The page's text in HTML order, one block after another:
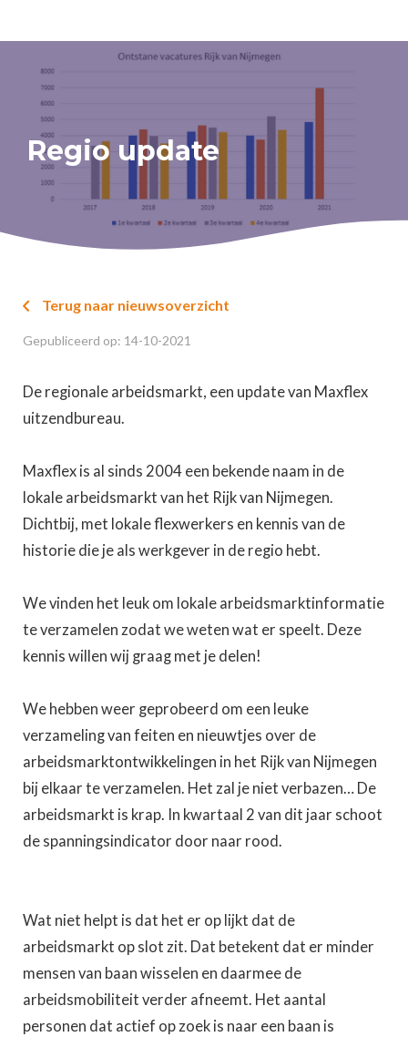
Regio update
 Terug naar nieuwsoverzicht
Gepubliceerd op: 14-10-2021
De regionale arbeidsmarkt, een update van Maxflex
uitzendbureau.
Maxflex is al sinds 2004 een bekende naam in de
lokale arbeidsmarkt van het Rijk van Nijmegen.
Dichtbij, met lokale flexwerkers en kennis van de
historie die je als werkgever in de regio hebt.
We vinden het leuk om lokale arbeidsmarktinformatie
te verzamelen zodat we weten wat er speelt. Deze
kennis willen wij graag met je delen!
We hebben weer geprobeerd om een leuke
verzameling van feiten en nieuwtjes over de
arbeidsmarktontwikkelingen in het Rijk van Nijmegen
bij elkaar te verzamelen. Het zal je niet verbazen… De
arbeidsmarkt is krap. In kwartaal 2 van dit jaar schoot
de spanningsindicator door naar rood.
Wat niet helpt is dat het er op lijkt dat de
arbeidsmarkt op slot zit. Dat betekent dat er minder
mensen van baan wisselen en daarmee de
arbeidsmobiliteit verder afneemt. Het aantal
personen dat actief op zoek is naar een baan is